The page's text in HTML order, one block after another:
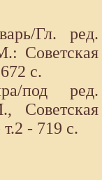
Гл. ред.
Советская
с.
под ред.
- 719 с.